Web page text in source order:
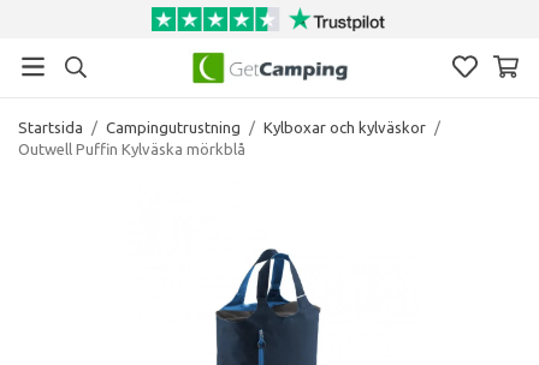
Startsida / Campingutrustning / Kylboxar och kylväskor /
Outwell Puffin Kylväska mörkblå